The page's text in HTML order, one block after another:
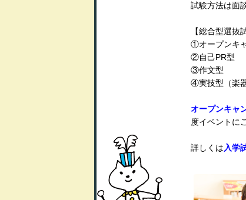
試験方法は面
【総合型選抜
①オープンキ
②自己PR型
③作文型
④実技型（楽
オープンキャ
度イベントに
詳しくは 入学